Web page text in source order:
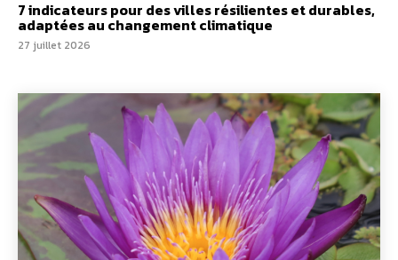
7 indicateurs pour des villes résilientes et durables,
adaptées au changement climatique
27 juillet 2026